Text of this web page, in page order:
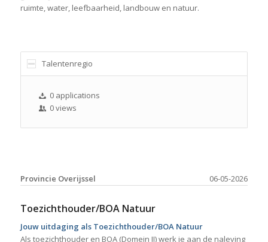
ruimte, water, leefbaarheid, landbouw en natuur.
Talentenregio
0 applications
0 views
06-05-2026
Provincie Overijssel
Toezichthouder/BOA Natuur
Jouw uitdaging als Toezichthouder/BOA Natuur
Als toezichthouder en BOA (Domein II) werk je aan de naleving